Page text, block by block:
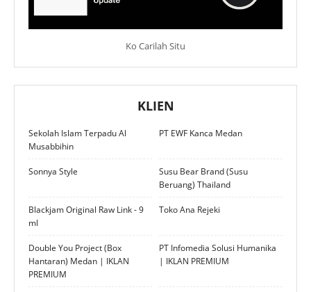
Ko Carilah Situ
KLIEN
Sekolah Islam Terpadu Al
Musabbihin
PT EWF Kanca Medan
Sonnya Style
Susu Bear Brand (Susu
Beruang) Thailand
Blackjam Original Raw Link - 9
ml
Toko Ana Rejeki
Double You Project (Box
Hantaran) Medan | IKLAN
PREMIUM
PT Infomedia Solusi Humanika
| IKLAN PREMIUM